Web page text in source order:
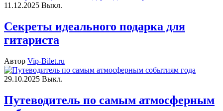
11.12.2025 Выкл.
Секреты идеального подарка для
гитариста
Автор Vip-Bilet.ru
29.10.2025 Выкл.
Путеводитель по самым атмосферным